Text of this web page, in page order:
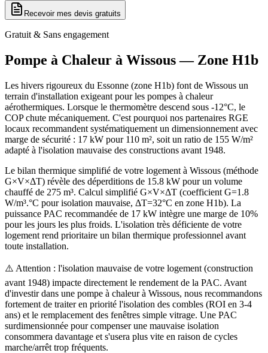
Recevoir mes devis gratuits
Gratuit & Sans engagement
Pompe à Chaleur à Wissous— Zone H1b
Les hivers rigoureux du Essonne (zone H1b) font de Wissous un
terrain d'installation exigeant pour les pompes à chaleur
aérothermiques. Lorsque le thermomètre descend sous -12°C, le
COP chute mécaniquement. C'est pourquoi nos partenaires RGE
locaux recommandent systématiquement un dimensionnement avec
marge de sécurité : 17 kW pour 110 m², soit un ratio de 155 W/m²
adapté à l'isolation mauvaise des constructions avant 1948.
Le bilan thermique simplifié de votre logement à Wissous (méthode
G×V×ΔT) révèle des déperditions de 15.8 kW pour un volume
chauffé de 275 m³. Calcul simplifié G×V×ΔT (coefficient G=1.8
W/m³.°C pour isolation mauvaise, ΔT=32°C en zone H1b). La
puissance PAC recommandée de 17 kW intègre une marge de 10%
pour les jours les plus froids. L'isolation très déficiente de votre
logement rend prioritaire un bilan thermique professionnel avant
toute installation.
⚠️ Attention : l'isolation mauvaise de votre logement (construction
avant 1948) impacte directement le rendement de la PAC. Avant
d'investir dans une pompe à chaleur à Wissous, nous recommandons
fortement de traiter en priorité l'isolation des combles (ROI en 3-4
ans) et le remplacement des fenêtres simple vitrage. Une PAC
surdimensionnée pour compenser une mauvaise isolation
consommera davantage et s'usera plus vite en raison de cycles
marche/arrêt trop fréquents.